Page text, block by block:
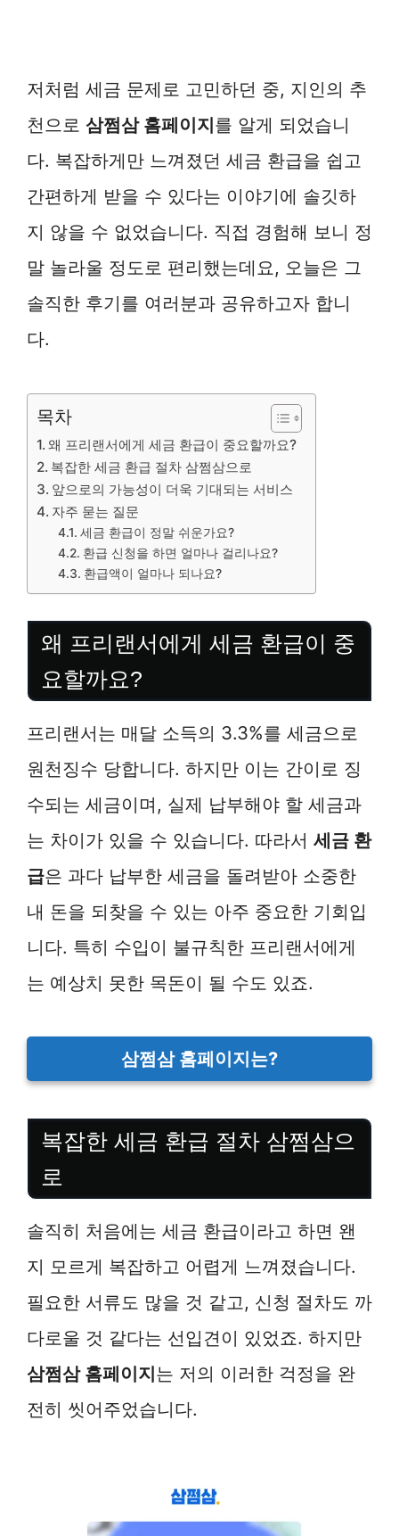
저처럼 세금 문제로 고민하던 중, 지인의 추
천으로 삼쩜삼 홈페이지를 알게 되었습니
다. 복잡하게만 느껴졌던 세금 환급을 쉽고
간편하게 받을 수 있다는 이야기에 솔깃하
지 않을 수 없었습니다. 직접 경험해 보니 정
말 놀라울 정도로 편리했는데요, 오늘은 그
솔직한 후기를 여러분과 공유하고자 합니
다.
목차
왜 프리랜서에게 세금 환급이 중요할까요?
복잡한 세금 환급 절차 삼쩜삼으로
앞으로의 가능성이 더욱 기대되는 서비스
자주 묻는 질문
세금 환급이 정말 쉬운가요?
환급 신청을 하면 얼마나 걸리나요?
환급액이 얼마나 되나요?
왜 프리랜서에게 세금 환급이 중
요할까요?
프리랜서는 매달 소득의 3.3%를 세금으로
원천징수 당합니다. 하지만 이는 간이로 징
수되는 세금이며, 실제 납부해야 할 세금과
는 차이가 있을 수 있습니다. 따라서 세금 환
급은 과다 납부한 세금을 돌려받아 소중한
내 돈을 되찾을 수 있는 아주 중요한 기회입
니다. 특히 수입이 불규칙한 프리랜서에게
는 예상치 못한 목돈이 될 수도 있죠.
삼쩜삼 홈페이지는?
복잡한 세금 환급 절차 삼쩜삼으
로
솔직히 처음에는 세금 환급이라고 하면 왠
지 모르게 복잡하고 어렵게 느껴졌습니다.
필요한 서류도 많을 것 같고, 신청 절차도 까
다로울 것 같다는 선입견이 있었죠. 하지만
삼쩜삼 홈페이지는 저의 이러한 걱정을 완
전히 씻어주었습니다.